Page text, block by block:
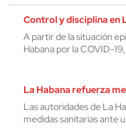
Control y disciplina en
A partir de la situación
Habana por la COVID-
La Habana refuerza
Las autoridades de La
medidas sanitarias ante